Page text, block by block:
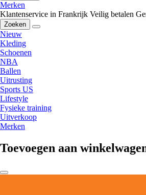
Merken
Klantenservice in Frankrijk Veilig betalen
Zoeken
Nieuw
Kleding
Schoenen
NBA
Ballen
Uitrusting
Sports US
Lifestyle
Fysieke training
Uitverkoop
Merken
Toevoegen aan